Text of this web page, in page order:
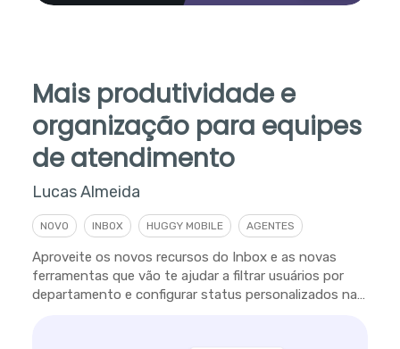
Mais produtividade e
organização para equipes
de atendimento
Lucas Almeida
NOVO INBOX HUGGY MOBILE AGENTES
Aproveite os novos recursos do Inbox e as novas
ferramentas que vão te ajudar a filtrar usuários por
departamento e configurar status personalizados na